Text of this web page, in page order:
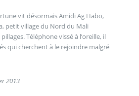
vit désormais Amidi Ag Habo,
petit village du Nord du Mali
Téléphone vissé à l’oreille, il
qui cherchent à le rejoindre malgré
2013